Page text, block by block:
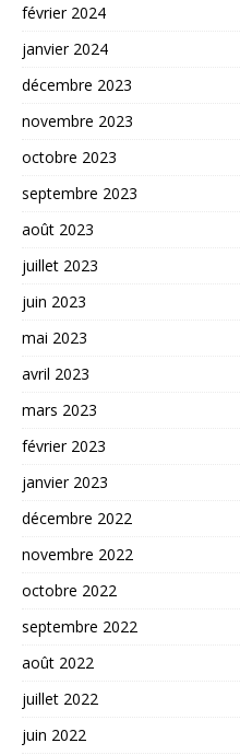
février 2024
janvier 2024
décembre 2023
novembre 2023
octobre 2023
septembre 2023
août 2023
juillet 2023
juin 2023
mai 2023
avril 2023
mars 2023
février 2023
janvier 2023
décembre 2022
novembre 2022
octobre 2022
septembre 2022
août 2022
juillet 2022
juin 2022